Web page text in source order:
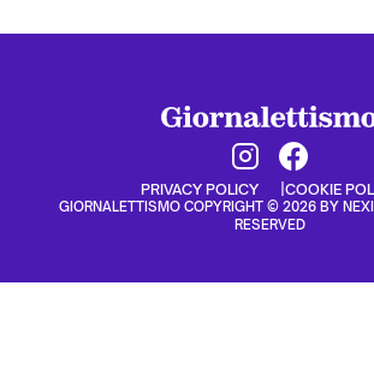
PRIVACY POLICY COOKIE
GIORNALETTISMO COPYRIGHT © 2026 BY
RESERVED